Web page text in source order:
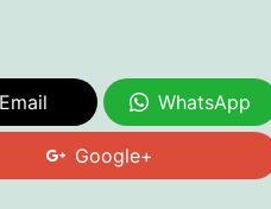
Email WhatsApp
Google+